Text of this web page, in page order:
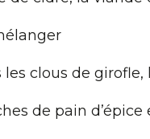
clous de
de pain